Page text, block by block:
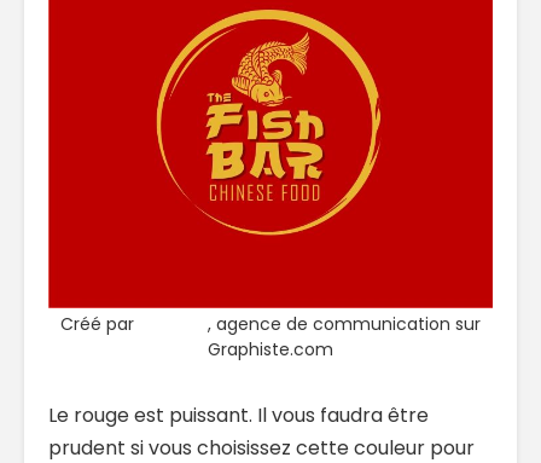
Créé par
, agence de communication sur
Graphiste.com
Le rouge est puissant. Il vous faudra être
prudent si vous choisissez cette couleur pour